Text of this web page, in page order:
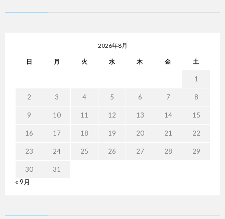
2026年8月
日 月 火 水 木 金 土
1
2 3 4 5 6 7 8
9 10 11 12 13 14 15
16 17 18 19 20 21 22
23 24 25 26 27 28 29
30
31
« 9月